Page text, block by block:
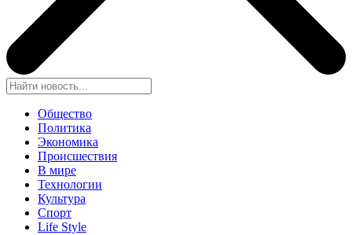
Общество
Политика
Экономика
Происшествия
В мире
Технологии
Культура
Спорт
Life Style